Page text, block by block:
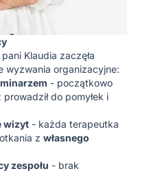
Klaudia zaczęła
wyzwania organizacyjne:
- początkowo
do pomyłek i
wizyt - każda terapeutka
z własnego
zespołu - brak